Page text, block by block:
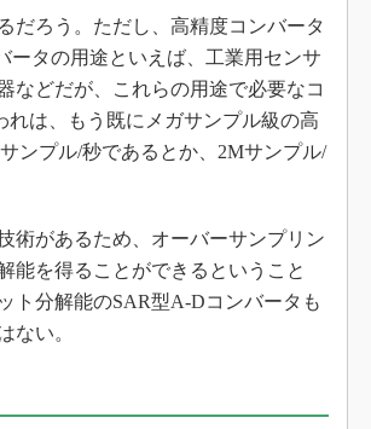
ろう。ただし、高精度コンバータ
ータの用途といえば、工業用センサ
などだが、これらの用途で必要なコ
れは、もう既にメガサンプル級の高
ンプル/秒であるとか、2Mサンプル/
術があるため、オーバーサンプリン
能を得ることができるということ
ト分解能のSAR型A-Dコンバータも
ない。